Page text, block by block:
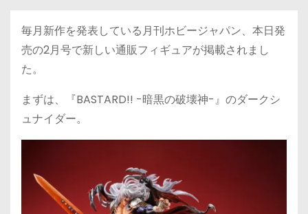
毎月新作を発表している月刊ホビージャパン、本日発
売の2月号で新しい通販フィギュアが掲載されまし
た。
まずは、『BASTARD!! -暗黒の破壊神-』のダークシ
ュナイダー。